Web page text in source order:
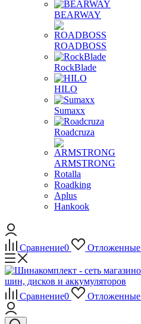
BEARWAY
ROADBOSS
RockBlade
HILO
Sumaxx
Roadcruza
ARMSTRONG
Rotalla
Roadking
Aplus
Hankook
Сравнение0 Отложенные
Сравнение0 Отложенные